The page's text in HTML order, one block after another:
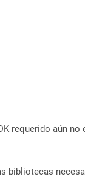
requerido aún no
bibliotecas